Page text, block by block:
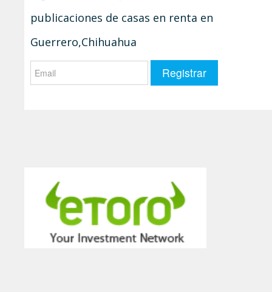
publicaciones de casas en renta en
Guerrero,Chihuahua